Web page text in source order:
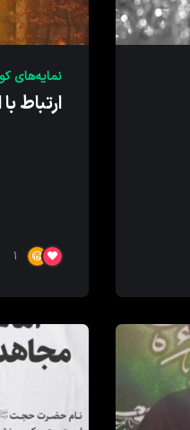
نمایه‌های
ارتباط
1